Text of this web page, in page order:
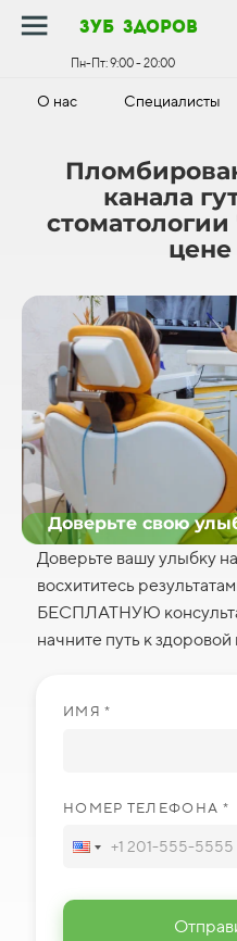
зуб здоров
Пн-Пт:9:00 - 20:00
О нас Специалисты
канала
цене
Доверьте свою
Доверьте вашу улыбку
восхититесь
БЕСПЛАТНУЮ
начните путь к
ИМЯ *
НОМЕР ТЕЛЕФОНА *